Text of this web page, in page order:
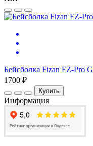
Бейсболка Fizan FZ-Pro
1700 ₽
Купить
Информация